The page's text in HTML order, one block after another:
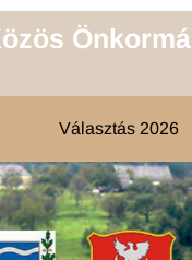
Választás 2026